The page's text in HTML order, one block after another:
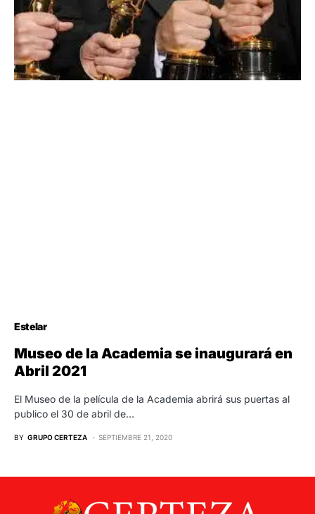
Estelar
Museo de la Academia se inaugurará en
Abril 2021
El Museo de la película de la Academia abrirá sus puertas al
publico el 30 de abril de…
BY GRUPO CERTEZA SEPTIEMBRE 21, 2020